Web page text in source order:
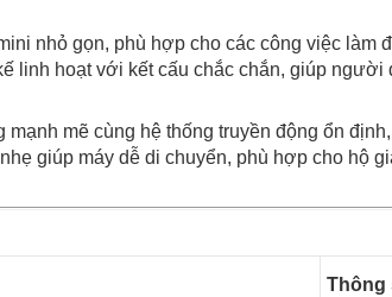
nhỏ gọn, phù hợp cho các công việc làm
linh hoạt với kết cấu chắc chắn, giúp người
mẽ cùng hệ thống truyền động ổn
giúp máy dễ di chuyển, phù hợp cho hộ
Thông